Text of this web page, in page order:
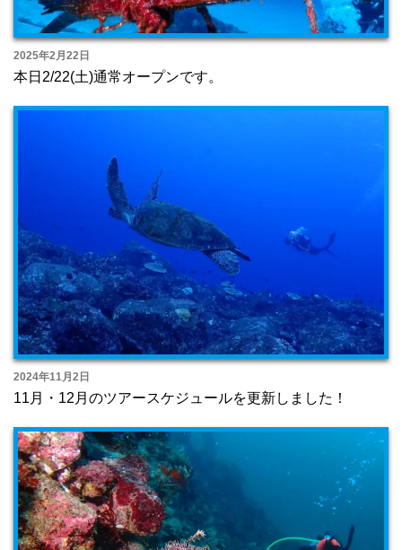
2025年2月22日
本日2/22(土)通常オープンです。
2024年11月2日
11月・12月のツアースケジュールを更新しました！